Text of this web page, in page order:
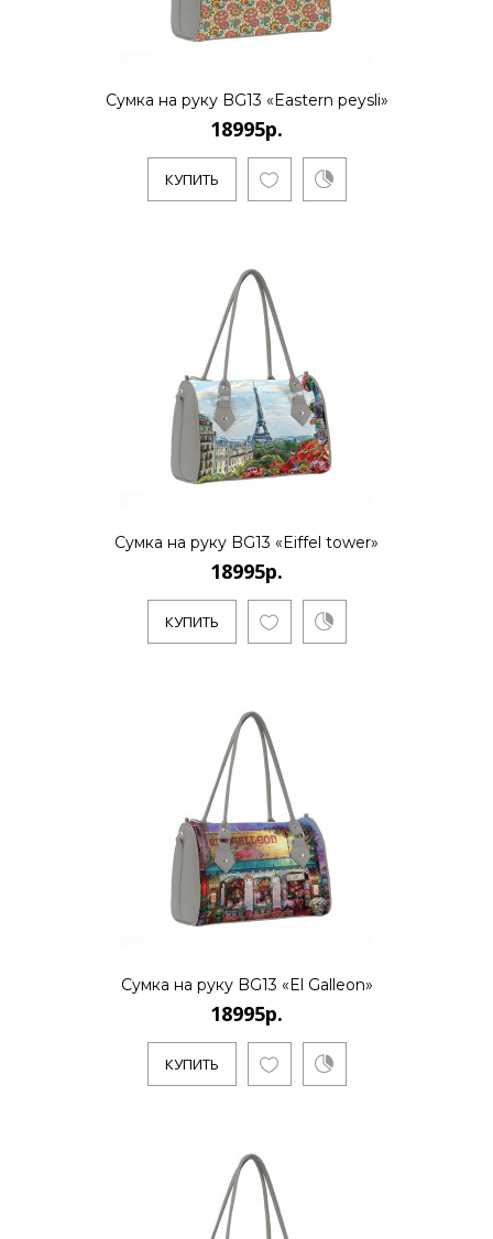
..
18995р.
..
КУПИТЬ
18995р.
КУПИТЬ
18995р.
КУПИТЬ
18995р.
Сумка на руку BG13 «Eastern peysli»
18995р.
КУПИТЬ
Сумка на руку BG13 «Eiffel tower»
18995р.
КУПИТЬ
Сумка на руку BG13 «El Galleon»
18995р.
КУПИТЬ